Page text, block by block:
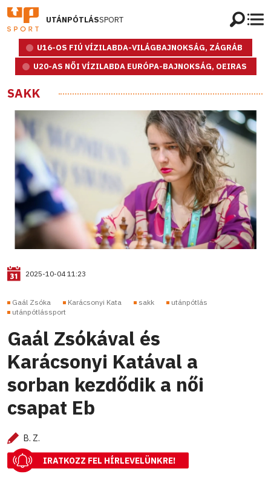
UTÁNPÓTLÁSSPORT
U16-OS FIÚ VÍZILABDA-VILÁGBAJNOKSÁG, ZÁGRÁB
U20-AS NŐI VÍZILABDA EURÓPA-BAJNOKSÁG, OEIRAS
SAKK
2025-10-04 11:23
Gaál Zsóka Karácsonyi Kata sakk
utánpótlás
utánpótlássport
Gaál Zsókával és
Karácsonyi Katával a
sorban kezdődik a női
csapat Eb
B. Z.
IRATKOZZ FEL HÍRLEVELÜNKRE!